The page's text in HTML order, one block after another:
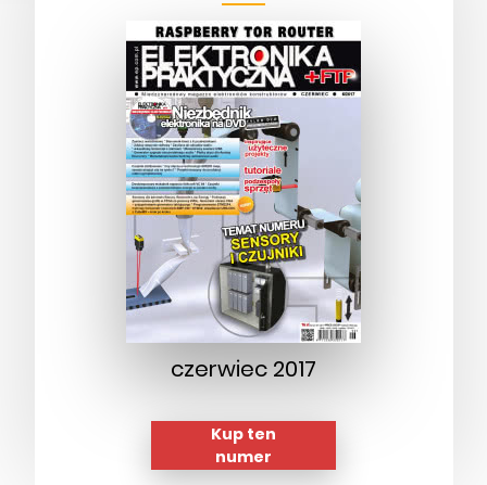
czerwiec 2017
Kup ten
numer